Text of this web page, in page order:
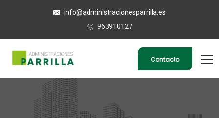
info@administracionesparrilla.es
963910127
Contacto